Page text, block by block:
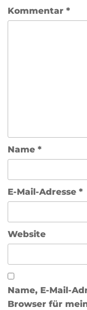
Kommentar *
Name *
E-Mail-Adresse *
Website
Name, E-Mail-
Browser für